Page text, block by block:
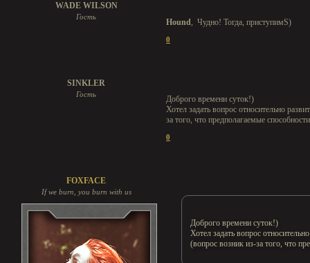
WADE WILSON
Гость
Hound, Чудно! Тогда, приступимS)
0
SINKLER
Гость
Доброго времени суток!)
Хотел задать вопрос относительно
за того, что предполагаемые
0
FOXFACE
If we burn, you burn with us
Доброго времени суток!)
Хотел задать вопрос
(вопрос возник из-за того, что